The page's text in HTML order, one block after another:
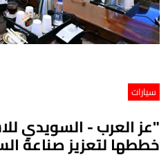
سيارات
"عز العرب - السويدي
خططها لتعزيز صناعة